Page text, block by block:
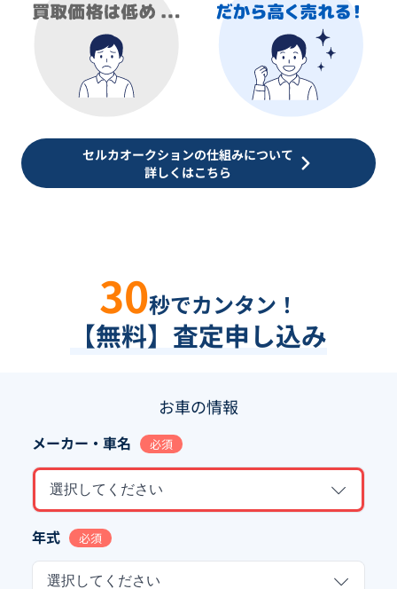
セルカオークションの仕組みについて
詳しくはこちら
30秒でカンタン！
【無料】査定申し込み
お車の情報
メーカー・車名 必須
選択してください
年式 必須
選択してください